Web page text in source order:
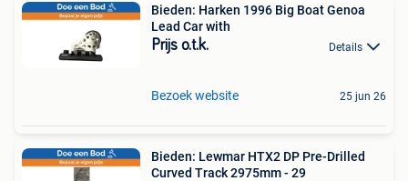
Bieden: Harken 1996 Big Boat Genoa
Lead Car with
Prijs o.t.k. Details
Bezoek website 25 jun 26
Bieden: Lewmar HTX2 DP Pre-Drilled
Curved Track 2975mm - 29